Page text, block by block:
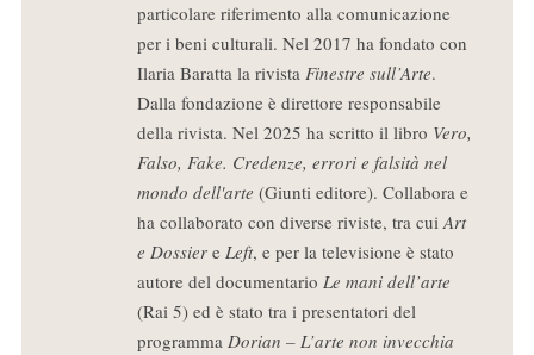
particolare riferimento alla comunicazione
per i beni culturali. Nel 2017 ha fondato con
Ilaria Baratta la rivista Finestre sull’Arte.
Dalla fondazione è direttore responsabile
della rivista. Nel 2025 ha scritto il libro Vero,
Falso, Fake. Credenze, errori e falsità nel
mondo dell'arte (Giunti editore). Collabora e
ha collaborato con diverse riviste, tra cuiArt
e Dossiere Left, e per la televisione è stato
autore del documentario Le mani dell’arte
(Rai 5) ed è stato tra i presentatori del
programma Dorian – L’arte non invecchia